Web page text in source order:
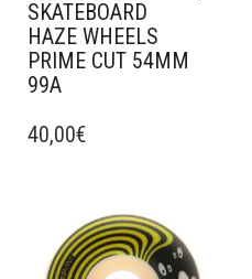
SKATEBOARD
HAZE WHEELS
PRIME CUT 54MM
99A
40,00€
Ajouter à mes favoris